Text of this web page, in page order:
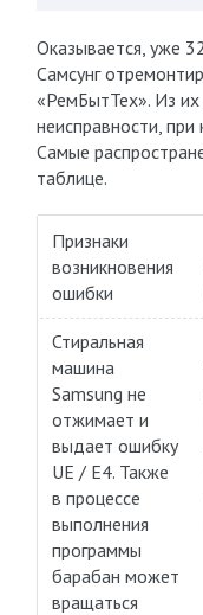
Оказывается, уже
Самсунг
«РемБытТех». Из
неисправности,
Самые
таблице.
Признаки
возникновения
ошибки
Стиральная
машина
Samsung не
отжимает и
выдает ошибку
UE / E4. Также
в процессе
выполнения
программы
барабан может
вращаться